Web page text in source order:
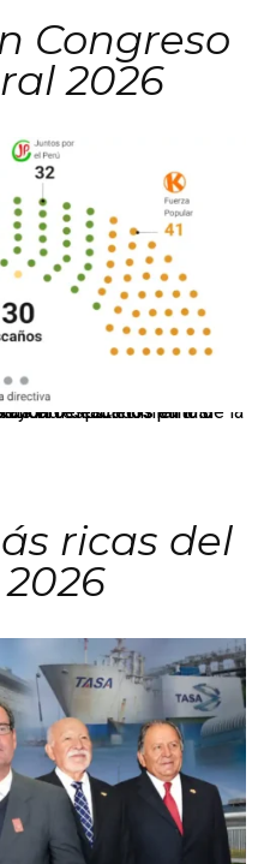
Congreso
2026
en las Elecciones Generales 2026, tras el restablecimiento de la Bicameralidad.
ricas del